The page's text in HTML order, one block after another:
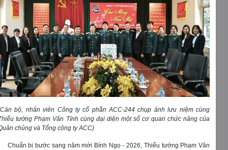
bộ, nhân viên Công ty cổ phần ACC-244 chụp ảnh lưu niệm cùng
tướng Phạm Văn Tính cùng đại diện một số cơ quan chức năng của
chủng và Tổng công ty ACC)
bị bước sang năm mới Bính Ngọ - 2026, Thiếu tướng Phạm Văn